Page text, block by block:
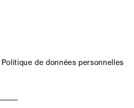
de données personnelles